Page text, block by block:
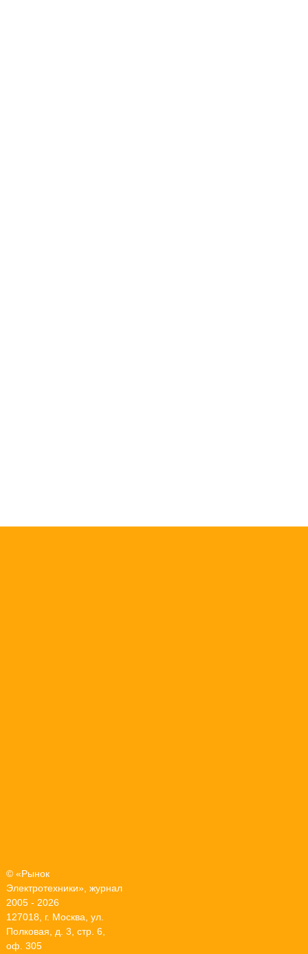
© «Рынок
Электротехники», журнал
2005 - 2026
127018, г. Москва, ул.
Полковая, д. 3, стр. 6,
оф. 305